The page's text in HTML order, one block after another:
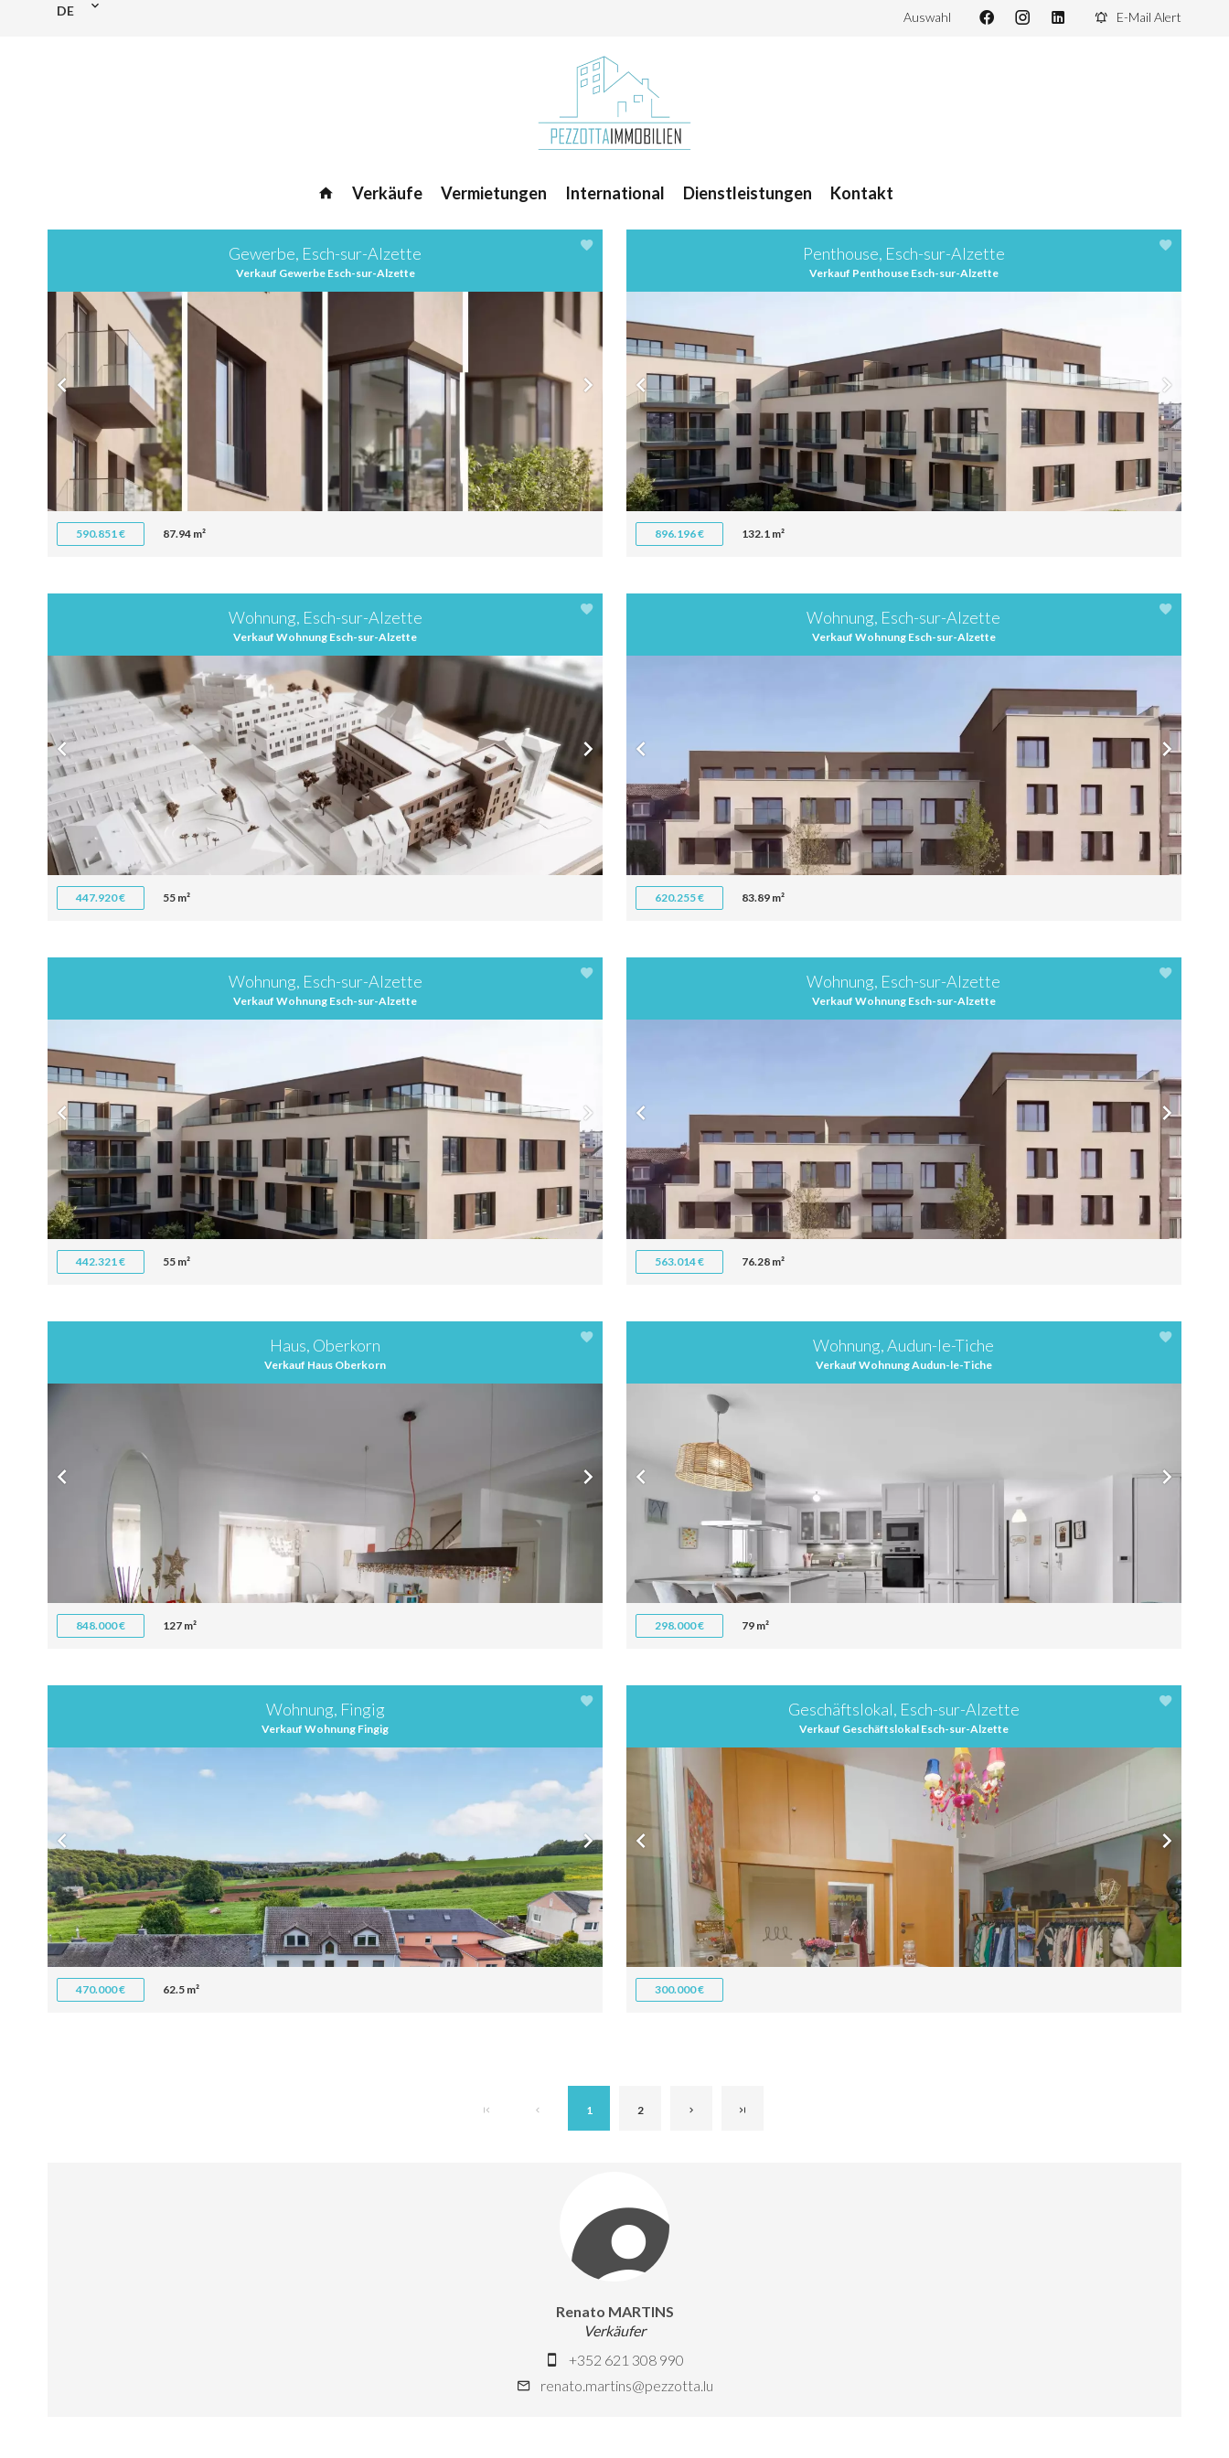
DE Auswahl E-Mail Alert
Verkäufe Vermietungen International Dienstleistungen Kontakt
Gewerbe, Esch-sur-Alzette
Verkauf Gewerbe Esch-sur-Alzette
590.851 € 87.94 m²
Penthouse, Esch-sur-Alzette
Verkauf Penthouse Esch-sur-Alzette
896.196 € 132.1 m²
Wohnung, Esch-sur-Alzette
Verkauf Wohnung Esch-sur-Alzette
447.920 € 55 m²
Wohnung, Esch-sur-Alzette
Verkauf Wohnung Esch-sur-Alzette
620.255 € 83.89 m²
Wohnung, Esch-sur-Alzette
Verkauf Wohnung Esch-sur-Alzette
442.321 € 55 m²
Wohnung, Esch-sur-Alzette
Verkauf Wohnung Esch-sur-Alzette
563.014 € 76.28 m²
Haus, Oberkorn
Verkauf Haus Oberkorn
848.000 € 127 m²
Wohnung, Audun-le-Tiche
Verkauf Wohnung Audun-le-Tiche
298.000 € 79 m²
Wohnung, Fingig
Verkauf Wohnung Fingig
470.000 € 62.5 m²
Geschäftslokal, Esch-sur-Alzette
Verkauf Geschäftslokal Esch-sur-Alzette
300.000 €
1 2
Renato MARTINS
Verkäufer
+352 621 308 990
renato.martins@pezzotta.lu